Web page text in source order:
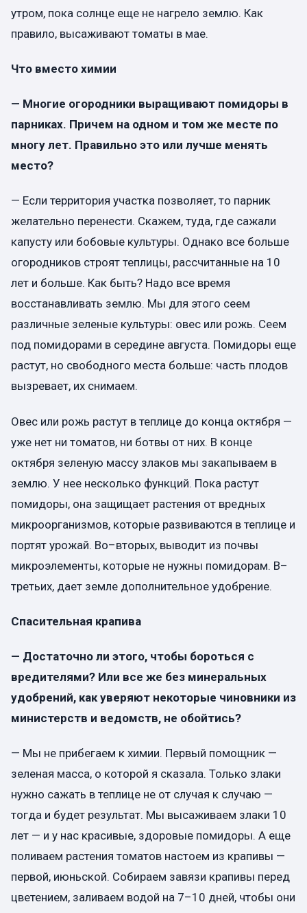
утром, пока солнце еще не нагрело землю. Как
правило, высаживают томаты в мае.
Что вместо химии
— Многие огородники выращивают помидоры в
парниках. Причем на одном и том же месте по
многу лет. Правильно это или лучше менять
место?
— Если территория участка позволяет, то парник
желательно перенести. Скажем, туда, где сажали
капусту или бобовые культуры. Однако все больше
огородников строят теплицы, рассчитанные на 10
лет и больше. Как быть? Надо все время
восстанавливать землю. Мы для этого сеем
различные зеленые культуры: овес или рожь. Сеем
под помидорами в середине августа. Помидоры еще
растут, но свободного места больше: часть плодов
вызревает, их снимаем.
Овес или рожь растут в теплице до конца октября —
уже нет ни томатов, ни ботвы от них. В конце
октября зеленую массу злаков мы закапываем в
землю. У нее несколько функций. Пока растут
помидоры, она защищает растения от вредных
микроорганизмов, которые развиваются в теплице и
портят урожай. Во–вторых, выводит из почвы
микроэлементы, которые не нужны помидорам. В–
третьих, дает земле дополнительное удобрение.
Спасительная крапива
— Достаточно ли этого, чтобы бороться с
вредителями? Или все же без минеральных
удобрений, как уверяют некоторые чиновники из
министерств и ведомств, не обойтись?
— Мы не прибегаем к химии. Первый помощник —
зеленая масса, о которой я сказала. Только злаки
нужно сажать в теплице не от случая к случаю —
тогда и будет результат. Мы высаживаем злаки 10
лет — и у нас красивые, здоровые помидоры. А еще
поливаем растения томатов настоем из крапивы —
первой, июньской. Собираем завязи крапивы перед
цветением, заливаем водой на 7–10 дней, чтобы они